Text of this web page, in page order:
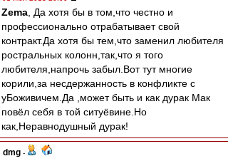
Zema , Да хотя бы в том,что честно и
профессионально отрабатывает свой
контракт.Да хотя бы тем,что заменил любителя
ростральных колонн,так,что я того
любителя,напрочь забыл.Вот тут многие
корили,за несдержанность в конфликте с
уБоживичем.Да ,может быть и как дурак Мак
повёл себя в той ситуёвине.Но
как,Неравнодушный дурак!
dmg -